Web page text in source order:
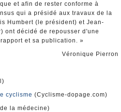
et afin de rester conforme à
qui a présidé aux travaux de la
Humbert (le président) et Jean-
ont décidé de repousser d'une
et sa publication. »
Véronique Pierron
cyclisme (Cyclisme-dopage.com)
la médecine)